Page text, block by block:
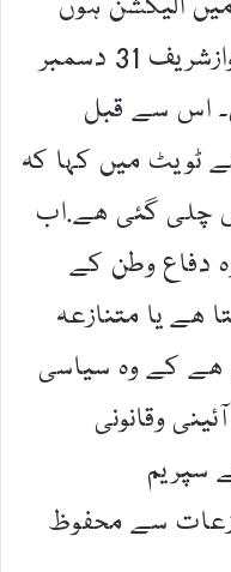
گے، میری خواہش ہے کہ نوازشریف 31 دسمبر
اس سے قبل
ٹویٹ میں کہا کہ
چلی گئی ھے.اب
دفاع وطن کے
ھے یا متنازعہ
ھے کے وہ سیاسی
وقانونی
سپریم
سے محفوظ